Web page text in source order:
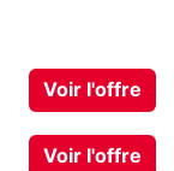
Voir l'offre
Voir l'offre